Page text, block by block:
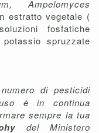
Ampelomyces
estratto vegetale (
fosfatiche
spruzzate
di pesticidi
è in continua
sempre la tua
del Ministero